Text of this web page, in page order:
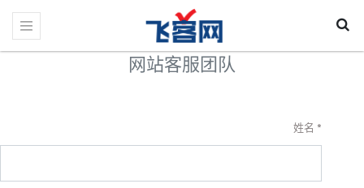
网站客服团队
姓名